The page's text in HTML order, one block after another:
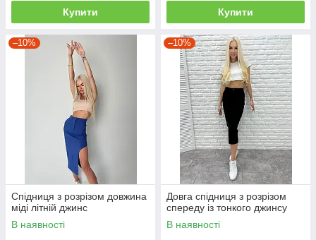
Купити Купити
–10%
Спідниця з розрізом довжина
міді літній джинс
В наявності
–10%
Довга спідниця з розрізом
спереду із тонкого джинсу
В наявності